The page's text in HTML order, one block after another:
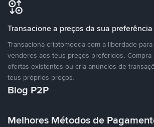
Transacione a preços da sua preferência
Transaciona criptomoeda com a liberdade
venderes aos teus preços preferidos.
ofertas existentes ou cria anúncios de
teus próprios preços.
Blog P2P
Melhores Métodos de